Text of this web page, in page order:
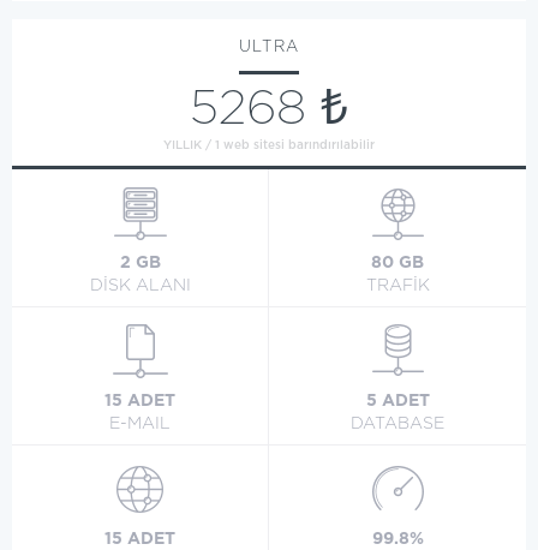
ULTRA
5268 ₺
YILLIK / 1 web sitesi barındırılabilir
2 GB
DİSK ALANI
80 GB
TRAFİK
15 ADET
E-MAIL
5 ADET
DATABASE
15 ADET
99.8%